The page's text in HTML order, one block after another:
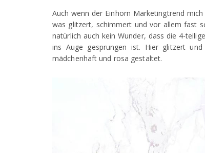
Auch wenn der Einhorn Marketingtrend
was glitzert, schimmert und vor allem fast
natürlich auch kein Wunder, dass die 4-
ins Auge gesprungen ist. Hier glitzert
mädchenhaft und rosa gestaltet.